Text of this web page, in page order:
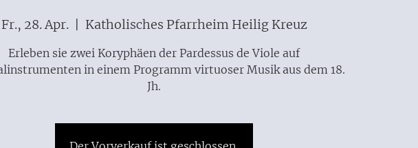
Fr., 28. Apr.
  |
Katholisches Pfarrheim Heilig Kreuz
Erleben sie zwei Koryphäen der Pardessus de Viole auf
in einem Programm virtuoser Musik aus dem 18.
Jh.